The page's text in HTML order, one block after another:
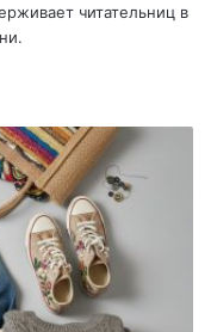
читательниц в